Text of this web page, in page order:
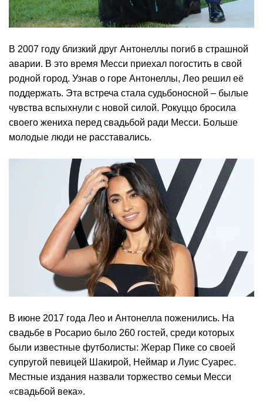
В 2007 году близкий друг Антонеллы погиб в страшной
аварии. В это время Месси приехал погостить в свой
родной город. Узнав о горе Антонеллы, Лео решил её
поддержать. Эта встреча стала судьбоносной – былые
чувства вспыхнули с новой силой. Рокуццо бросила
своего жениха перед свадьбой ради Месси. Больше
молодые люди не расставались.
В июне 2017 года Лео и Антонелла поженились. На
свадьбе в Росарио было 260 гостей, среди которых
были известные футболисты: Жерар Пике со своей
супругой певицей Шакирой, Неймар и Луис Суарес.
Местные издания назвали торжество семьи Месси
«свадьбой века».